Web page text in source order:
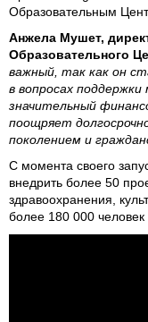
Образовательным
Анжела Мушет,
Образовательного
важный, так как он
в вопросах
значительный
поощряет
поколением и
С момента своего
внедрить более 50
здравоохранения,
более 180 000 человек